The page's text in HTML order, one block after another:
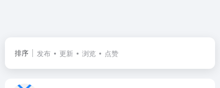
排序 发布 更新 浏览 点赞